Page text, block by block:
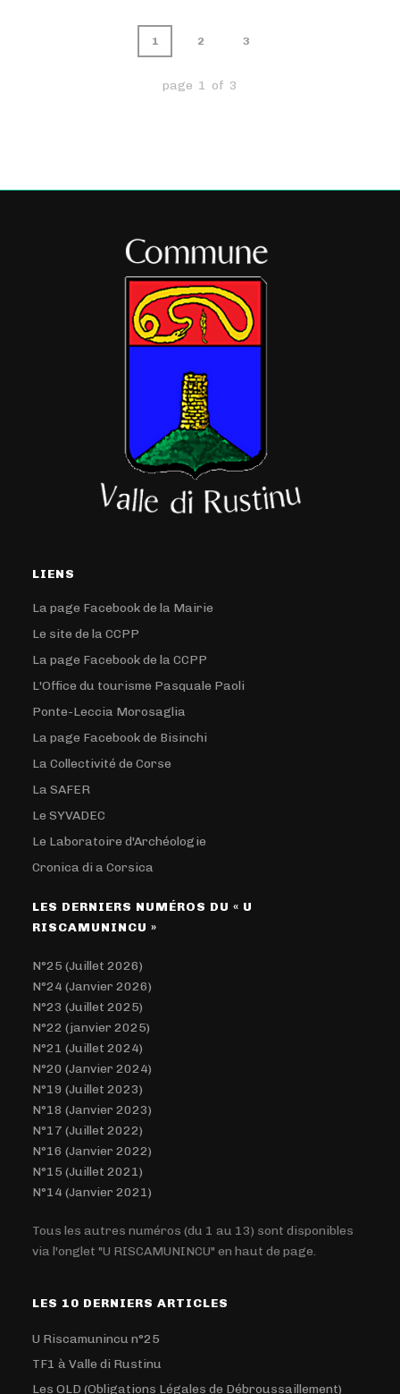
1 2 3
page 1 of 3
LIENS
La page Facebook de la Mairie
Le site de la CCPP
La page Facebook de la CCPP
L'Office du tourisme Pasquale Paoli
Ponte-Leccia Morosaglia
La page Facebook de Bisinchi
La Collectivité de Corse
La SAFER
Le SYVADEC
Le Laboratoire d'Archéologie
Cronica di a Corsica
LES DERNIERS NUMÉROS DU « U
RISCAMUNINCU »
N°25 (Juillet 2026)
N°24 (Janvier 2026)
N°23 (Juillet 2025)
N°22 (janvier 2025)
N°21 (Juillet 2024)
N°20 (Janvier 2024)
N°19 (Juillet 2023)
N°18 (Janvier 2023)
N°17 (Juillet 2022)
N°16 (Janvier 2022)
N°15 (Juillet 2021)
N°14 (Janvier 2021)
Tous les autres numéros (du 1 au 13) sont disponibles
via l'onglet "U RISCAMUNINCU" en haut de page.
LES 10 DERNIERS ARTICLES
U Riscamunincu n°25
TF1 à Valle di Rustinu
Les OLD (Obligations Légales de Débroussaillement)